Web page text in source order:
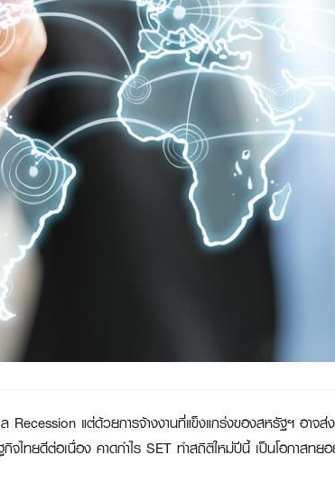
Recession แต่ด้วยการจ้างงานที่แข็งแกร่งของสหรัฐฯ อ
จไทยดีต่อเนื่อง คาดกำไร SET ทำสถิติใหม่ปีนี้ เป็นโอกาส